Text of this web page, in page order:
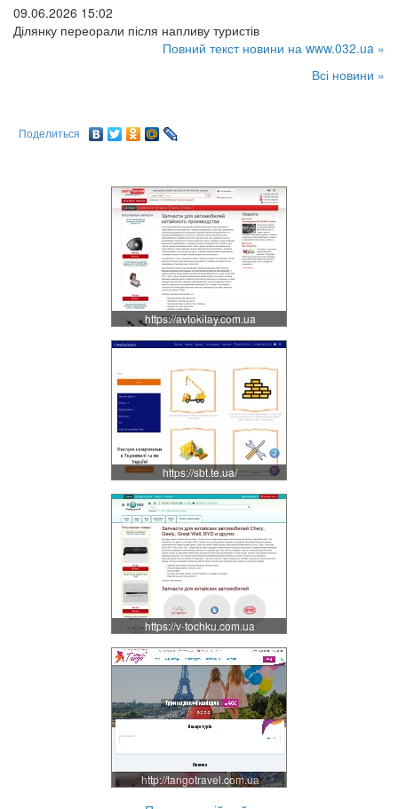
09.06.2026 15:02
Ділянку переорали після напливу туристів
Повний текст новини на www.032.ua »
Всі новини »
Поделиться
https://avtokitay.com.ua
https://sbt.te.ua/
https://v-tochku.com.ua
http://tangotravel.com.ua